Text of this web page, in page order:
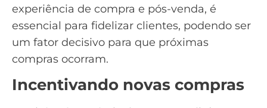
experiência de compra e pós-venda, é
essencial para fidelizar clientes, podendo ser
um fator decisivo para que próximas
compras ocorram.
Incentivando novas compras